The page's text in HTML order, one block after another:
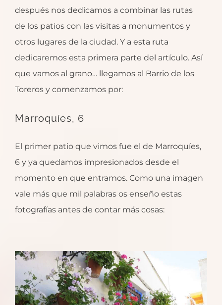
después nos dedicamos a combinar las rutas
de los patios con las visitas a monumentos y
otros lugares de la ciudad. Y a esta ruta
dedicaremos esta primera parte del artículo. Así
que vamos al grano… llegamos al Barrio de los
Toreros y comenzamos por:
Marroquíes, 6
El primer patio que vimos fue el de Marroquíes,
6 y ya quedamos impresionados desde el
momento en que entramos. Como una imagen
vale más que mil palabras os enseño estas
fotografías antes de contar más cosas: